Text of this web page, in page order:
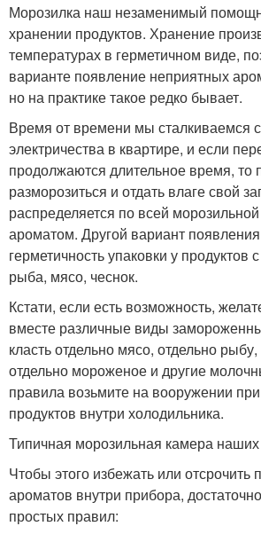
Морозилка наш незаменимый
хранении продуктов. Хранение
температурах в герметичном виде,
варианте появление неприятных
но на практике такое редко бывает.
Время от времени мы сталкиваемся
электричества в квартире, и если
продолжаются длительное время, то
разморозиться и отдать влаге свой
распределяется по всей
ароматом. Другой вариант
герметичность упаковки у продуктов
рыба, мясо, чеснок.
Кстати, если есть возможность,
вместе различные виды
класть отдельно мясо, отдельно
отдельно мороженое и другие
правила возьмите на вооружении
продуктов внутри холодильника.
Типичная морозильная камера
Чтобы этого избежать или
ароматов внутри прибора,
простых правил: